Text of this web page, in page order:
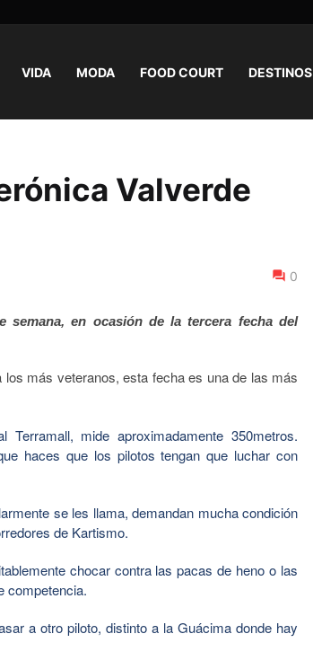
VIDA MODA FOOD COURT DESTINOS
Valverde
0
semana, en ocasión de la tercera fecha del
más veteranos, esta fecha es una de las más
mide aproximadamente 350metros.
haces que los pilotos tengan que luchar con
se les llama, demandan mucha condición
de Kartismo.
chocar contra las pacas de heno o las
competencia.
a otro piloto, distinto a la Guácima donde hay